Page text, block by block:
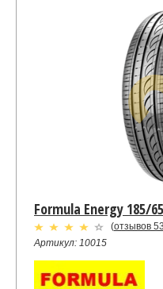
Formula Energy 185/
(отзывов 53
Артикул: 10015